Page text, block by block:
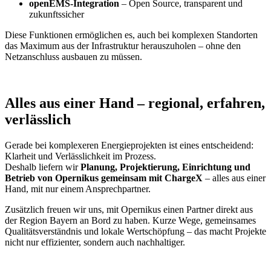
openEMS-Integration – Open Source, transparent und
zukunftssicher
Diese Funktionen ermöglichen es, auch bei komplexen Standorten
das Maximum aus der Infrastruktur herauszuholen – ohne den
Netzanschluss ausbauen zu müssen.
Alles aus einer Hand – regional, erfahren,
verlässlich
Gerade bei komplexeren Energieprojekten ist eines entscheidend:
Klarheit und Verlässlichkeit im Prozess.
Deshalb liefern wirPlanung, Projektierung, Einrichtung und
Betrieb von Opernikus gemeinsam mit ChargeX – alles aus einer
Hand, mit nur einem Ansprechpartner.
Zusätzlich freuen wir uns, mit Opernikus einen Partner direkt aus
der Region Bayern an Bord zu haben. Kurze Wege, gemeinsames
Qualitätsverständnis und lokale Wertschöpfung – das macht Projekte
nicht nur effizienter, sondern auch nachhaltiger.